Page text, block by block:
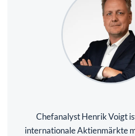
Chefanalyst Henrik Voigt
internationale Aktienmärkte